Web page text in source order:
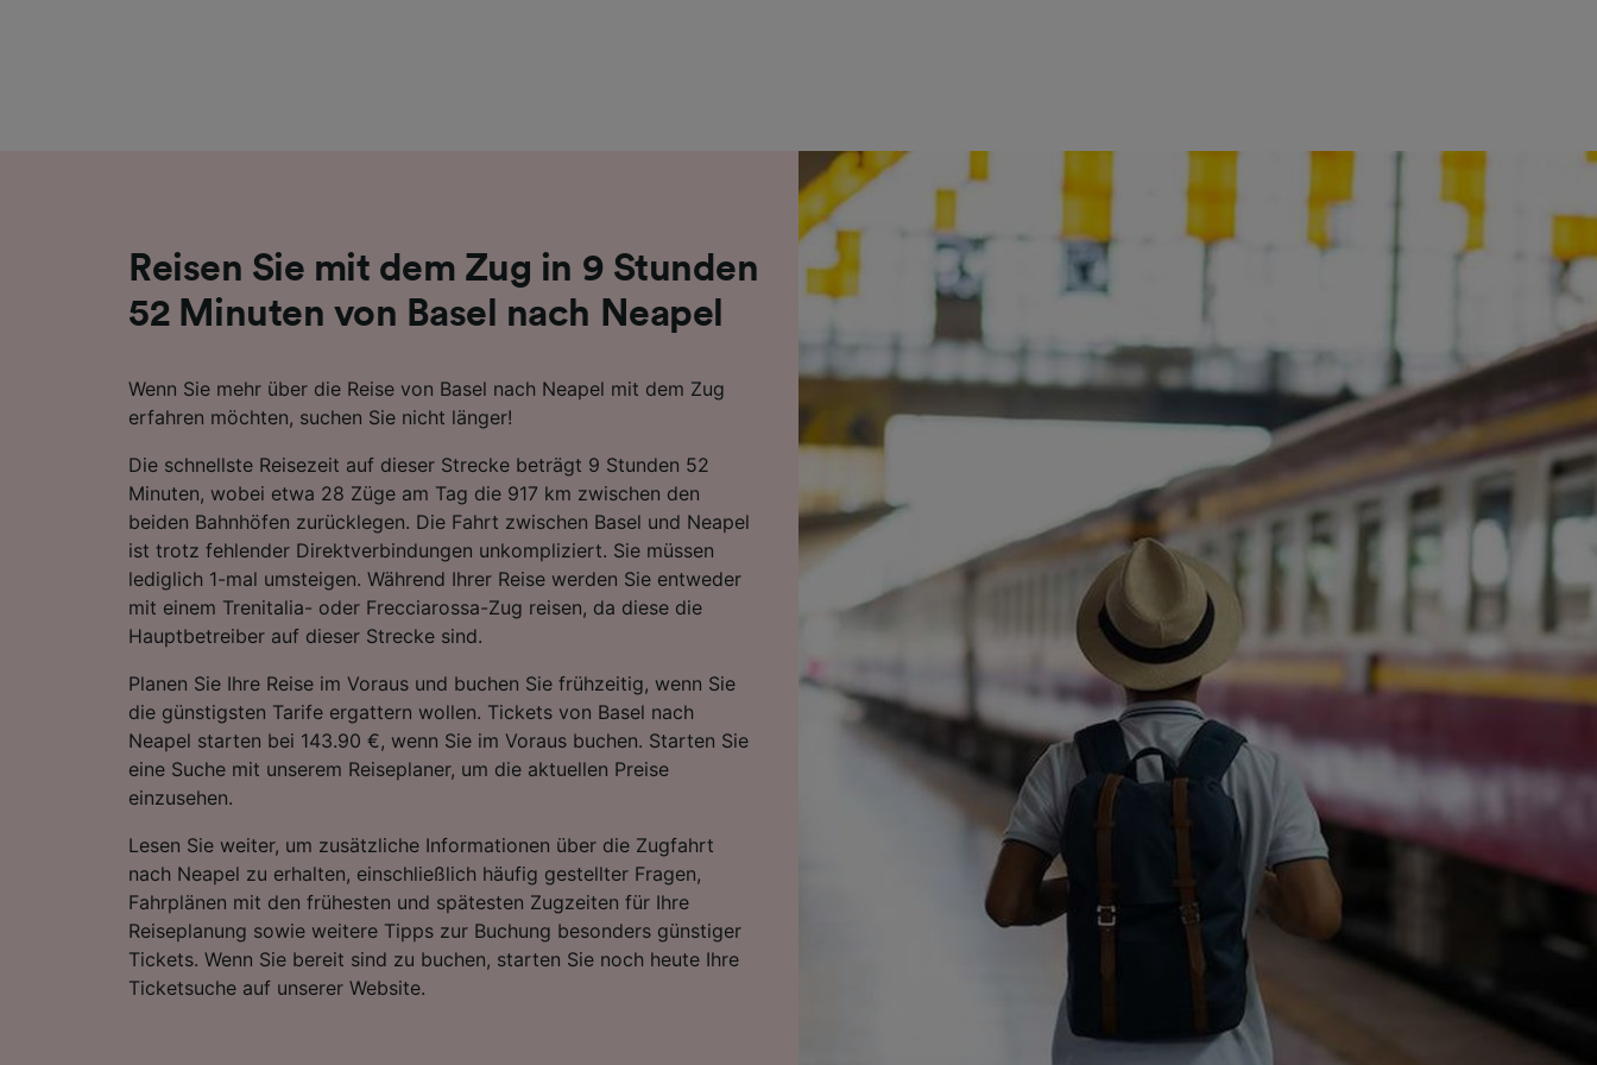
Reisen Sie mit dem Zug in 9 Stunden
52 Minuten von Basel nach Neapel
Wenn Sie mehr über die Reise von Basel nach Neapel mit dem Zug
erfahren möchten, suchen Sie nicht länger!
Die schnellste Reisezeit auf dieser Strecke beträgt 9 Stunden 52
Minuten, wobei etwa 28 Züge am Tag die 917 km zwischen den
beiden Bahnhöfen zurücklegen. Die Fahrt zwischen Basel und Neapel
ist trotz fehlender Direktverbindungen unkompliziert. Sie müssen
lediglich 1-mal umsteigen. Während Ihrer Reise werden Sie entweder
mit einem Trenitalia- oder Frecciarossa-Zug reisen, da diese die
Hauptbetreiber auf dieser Strecke sind.
Planen Sie Ihre Reise im Voraus und buchen Sie frühzeitig, wenn Sie
die günstigsten Tarife ergattern wollen. Tickets von Basel nach
Neapel starten bei 143.90 €, wenn Sie im Voraus buchen. Starten Sie
eine Suche mit unserem Reiseplaner, um die aktuellen Preise
einzusehen.
Lesen Sie weiter, um zusätzliche Informationen über die Zugfahrt
nach Neapel zu erhalten, einschließlich häufig gestellter Fragen,
Fahrplänen mit den frühesten und spätesten Zugzeiten für Ihre
Reiseplanung sowie weitere Tipps zur Buchung besonders günstiger
Tickets. Wenn Sie bereit sind zu buchen, starten Sie noch heute Ihre
Ticketsuche auf unserer Website.